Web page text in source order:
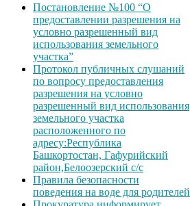
Постановление №100 “О
предоставлении разрешения на
условно разрешенный вид
использования земельного
участка”
Протокол публичных слушаний
по вопросу предоставления
разрешения на условно
разрешенный вид использования
земельного участка
расположенного по
адресу:Республика
Башкортостан, Гафурийский
район,Белоозерский с/с
Правила безопасности
поведения на воде для родителей